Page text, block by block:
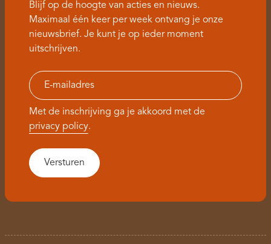
Blijf op de hoogte van acties en nieuws.
Maximaal één keer per week ontvang je onze
nieuwsbrief. Je kunt je op ieder moment
uitschrijven.
Met de inschrijving ga je akkoord met de
privacy policy.